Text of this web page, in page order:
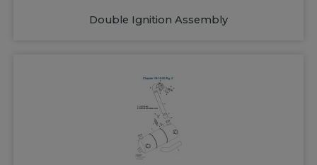
Double Ignition Assembly